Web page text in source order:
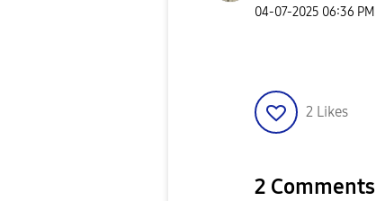
‎04-07-2025 06:36 PM
2 Likes
2 Comments